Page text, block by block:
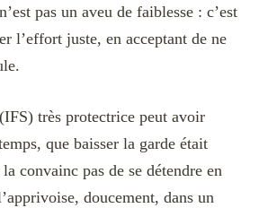
pas un aveu de faiblesse : c’est
l’effort juste, en acceptant de ne
très protectrice peut avoir
que baisser la garde était
convainc pas de se détendre en
doucement, dans un